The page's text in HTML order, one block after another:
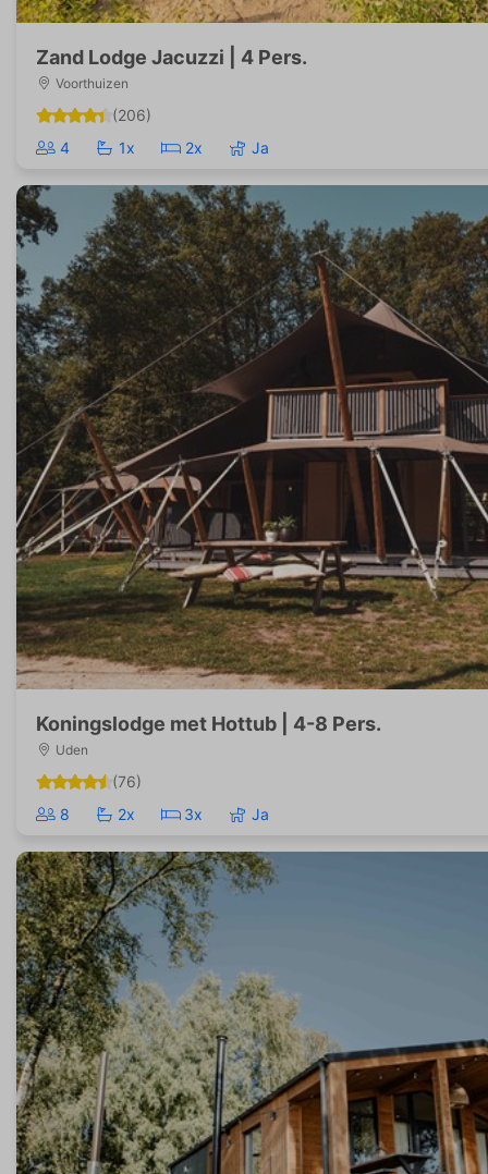
Zand Lodge Jacuzzi | 4 Pers.
Voorthuizen
(206)
4
1x 2x Ja
Koningslodge met Hottub | 4-8 Pers.
Uden
(76)
8
2x 3x Ja